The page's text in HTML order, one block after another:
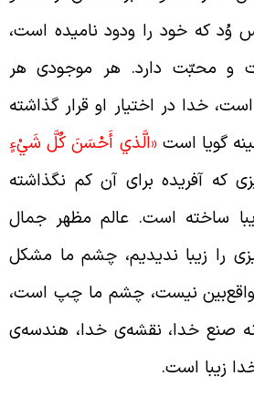
که خود را ودود نامیده است،
و محبّت دارد. هر موجودی هر
خدا در اختیار او قرار گذاشته
گویا است«الَّذي أَحْسَنَ كُلَّ شَيْ‏ءٍ
آفریده برای آن کم نگذاشته
ساخته است. عالم مظهر جمال
را زیبا ندیدیم، چشم ما مشکل
نیست، چشم ما چپ است،
صنع خدا، نقشه‌ی خدا، هندسه‌ی
زیبا است.